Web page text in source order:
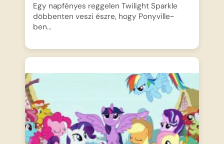
Egy napfényes reggelen Twilight Sparkle
döbbenten veszi észre, hogy Ponyville-
ben…